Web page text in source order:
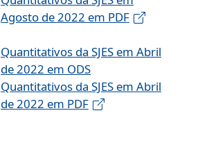
Agosto de 2022 em PDF
Quantitativos da SJES em Abril
de 2022 em ODS
Quantitativos da SJES em Abril
de 2022 em PDF